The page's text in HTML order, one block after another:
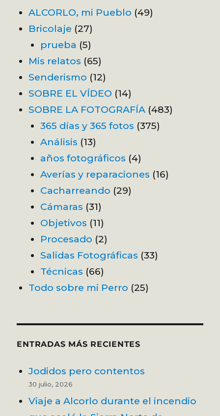
ALCORLO, mi Pueblo (49)
Bricolaje (27)
prueba (5)
Mis relatos (65)
Senderismo (12)
SOBRE EL VÍDEO (14)
SOBRE LA FOTOGRAFÍA (483)
365 días y 365 fotos (375)
Análisis (13)
años fotográficos (4)
Averías y reparaciones (16)
Cacharreando (29)
Cámaras (31)
Objetivos (11)
Procesado (2)
Salidas Fotográficas (33)
Técnicas (66)
Todo sobre mi Perro (25)
ENTRADAS MÁS RECIENTES
Jodidos pero contentos
30 julio, 2026
Viaje a Alcorlo durante el incendio